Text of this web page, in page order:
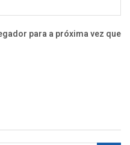
para a próxima vez que